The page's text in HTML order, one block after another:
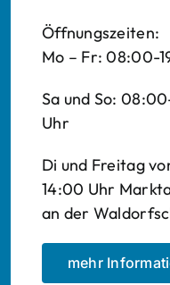
Öffnungszeiten:
Mo – Fr: 08:00-
Sa und So:
Uhr
Di und Freitag
14:00 Uhr
an der
mehr